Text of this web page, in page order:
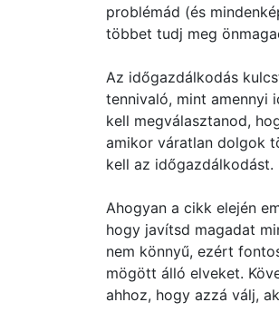
problémád (és
többet tudj meg
Az időgazdálkodás
tennivaló, mint amennyi
kell megválasztanod,
amikor váratlan dolgok
kell az időgazdálkodást.
Ahogyan a cikk elején
hogy javítsd magadat
nem könnyű, ezért
mögött álló elveket.
ahhoz, hogy azzá válj,